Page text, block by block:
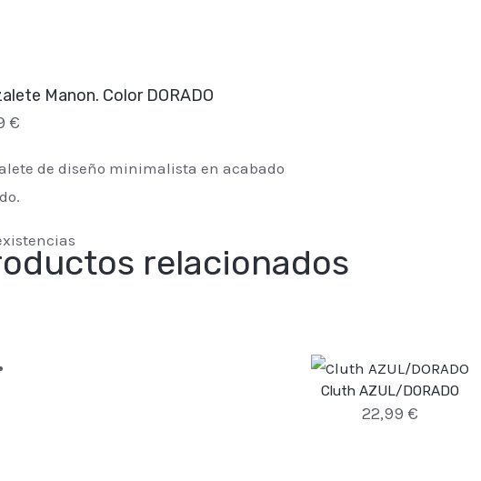
Manon. Color DORADO
€
de diseño minimalista en acabado
relacionados
Cluth AZUL/DORADO
22,99 €